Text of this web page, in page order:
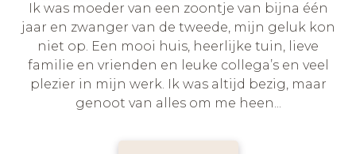
Ik was moeder van een zoontje van bijna één
jaar en zwanger van de tweede, mijn geluk kon
niet op. Een mooi huis, heerlijke tuin, lieve
familie en vrienden en leuke collega’s en veel
plezier in mijn werk. Ik was altijd bezig, maar
genoot van alles om me heen...